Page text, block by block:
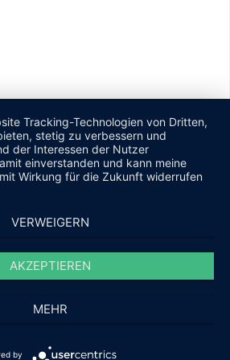
Tracking-Technologien von Dritten,
stetig zu verbessern und
der Interessen der Nutzer
einverstanden und kann meine
Wirkung für die Zukunft widerrufen
VERWEIGERN
AKZEPTIEREN
MEHR
by